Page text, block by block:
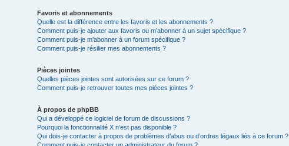
Favoris et abonnements
Quelle est la différence entre les favoris et les abonnements ?
Comment puis-je ajouter aux favoris ou m’abonner à un sujet spécifique ?
Comment puis-je m’abonner à un forum spécifique ?
Comment puis-je résilier mes abonnements ?
Pièces jointes
Quelles pièces jointes sont autorisées sur ce forum ?
Comment puis-je retrouver toutes mes pièces jointes ?
À propos de phpBB
Qui a développé ce logiciel de forum de discussions ?
Pourquoi la fonctionnalité X n’est pas disponible ?
Qui dois-je contacter à propos de problèmes d’abus ou d’ordres légaux liés à ce forum ?
Comment puis-je contacter un administrateur du forum ?